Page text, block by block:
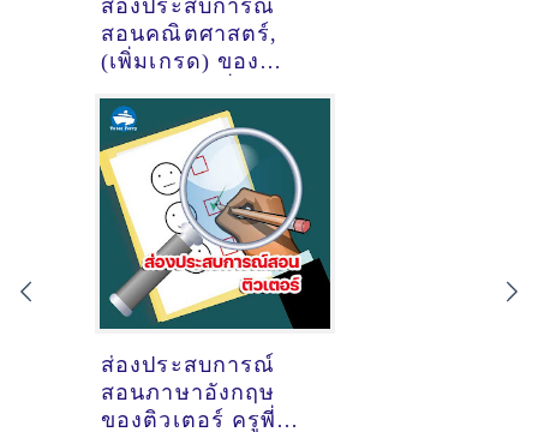
ส่องประสบการณ์
สอนคณิตศาสตร์,
(เพิ่มเกรด) ของ
ปาจารี เจตน์ตระกูล
วิทย์ @ม.พฤกษา 16
ซอยกันตนา บางใหญ่
ส่องประสบการณ์
สอนภาษาอังกฤษ
ของติวเตอร์ ครูพี่